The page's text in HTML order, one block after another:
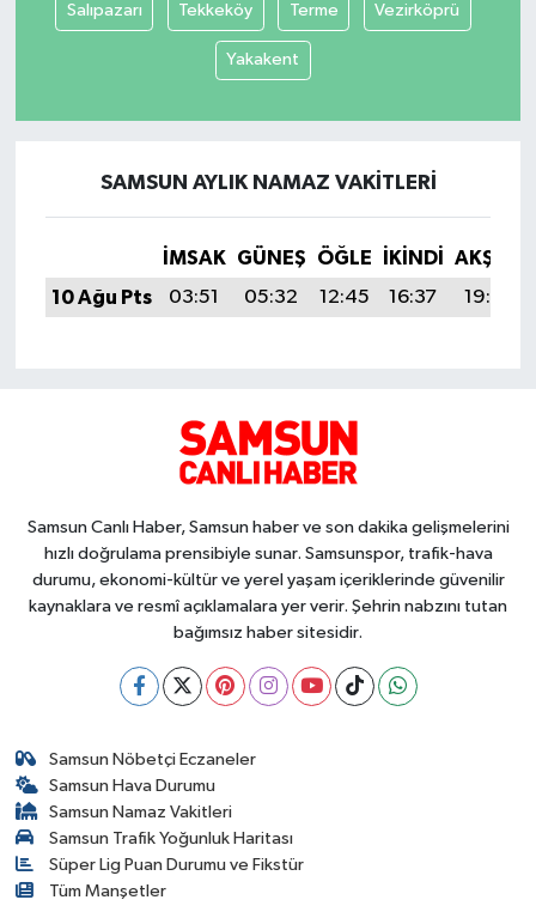
Salıpazarı Tekkeköy Terme Vezirköprü
Yakakent
SAMSUN AYLIK NAMAZ VAKITLERI
İMSAK GÜNEŞ ÖĞLE İKINDI
AKŞAM
10 Ağu Pts
03:51 05:32 12:45 16:37 19:49
Samsun Canlı Haber, Samsun haber ve son dakika gelişmelerini
hızlı doğrulama prensibiyle sunar. Samsunspor, trafik-hava
durumu, ekonomi-kültür ve yerel yaşam içeriklerinde güvenilir
kaynaklara ve resmî açıklamalara yer verir. Şehrin nabzını tutan
bağımsız haber sitesidir.
Samsun Nöbetçi Eczaneler
Samsun Hava Durumu
Samsun Namaz Vakitleri
Samsun Trafik Yoğunluk Haritası
Süper Lig Puan Durumu ve Fikstür
Tüm Manşetler